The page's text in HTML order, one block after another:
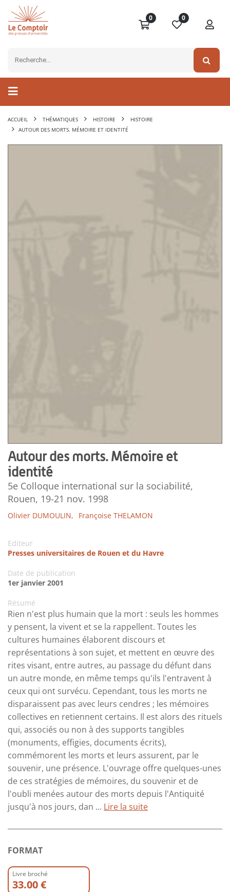
0 0
ACCUEIL THÉMATIQUES HISTOIRE
HISTOIRE
AUTOUR DES MORTS. MÉMOIRE ET IDENTITÉ
Autour des morts. Mémoire et
identité
5e Colloque international sur la sociabilité,
Rouen, 19-21 nov. 1998
Olivier DUMOULIN, Françoise THELAMON
Editeur
Presses universitaires de Rouen et du Havre
Date de publication
1er janvier 2001
Résumé
Rien n'est plus humain que la mort : seuls les hommes
y pensent, la vivent et se la rappellent. Toutes les
cultures humaines élaborent discours et
représentations à son sujet, et mettent en œuvre des
rites visant, entre autres, au passage du défunt dans
un autre monde, en même temps qu'ils l'entravent à
ceux qui ont survécu. Cependant, tous les morts ne
disparaissent pas avec leurs cendres ; les mémoires
collectives en retiennent certains. Il est alors des rituels
qui, associés ou non à des supports tangibles
(monuments, effigies, documents écrits),
commémorent les morts et leurs assurent, par le
souvenir, une présence. L'ouvrage offre quelques-unes
de ces stratégies de mémoires, du souvenir et de
l'oubli menées autour des morts depuis l'Antiquité
jusqu'à nos jours, dan ... Lire la suite
FORMAT
Livre broché
33.00 €